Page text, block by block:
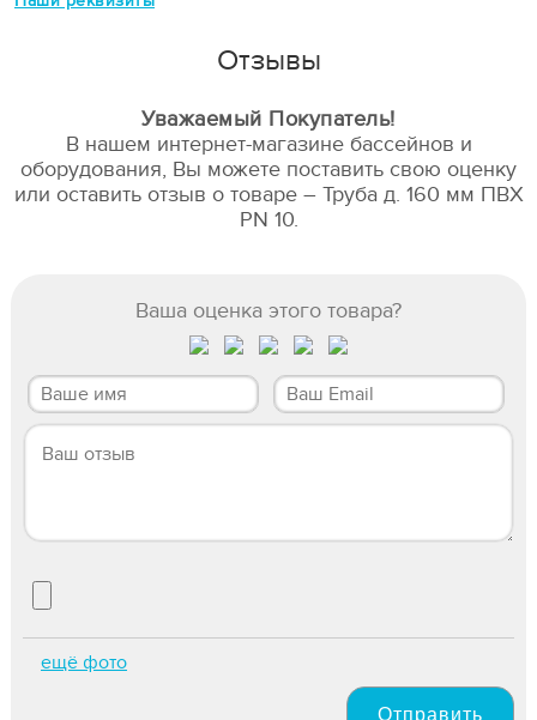
Отзывы
Уважаемый Покупатель!
В нашем интернет-магазине бассейнов и
оборудования, Вы можете поставить свою оценку
или оставить отзыв о товаре – Труба д. 160 мм ПВХ
PN 10.
Ваша оценка этого товара?
ещё фото
Отправить